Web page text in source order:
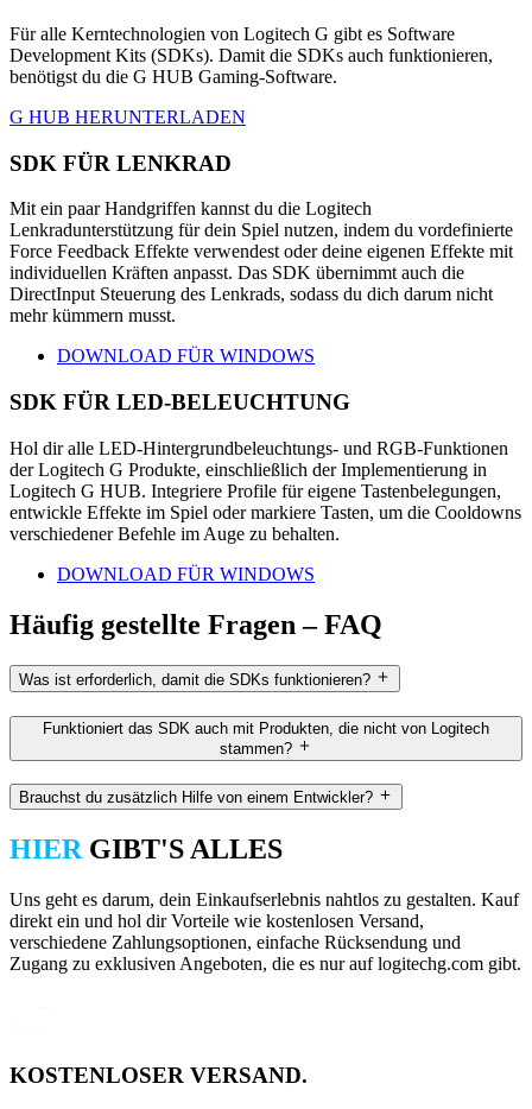
Für alle Kerntechnologien von Logitech G gibt es Software
Development Kits (SDKs). Damit die SDKs auch funktionieren,
benötigst du die G HUB Gaming-Software.
G HUB HERUNTERLADEN
SDK FÜR LENKRAD
Mit ein paar Handgriffen kannst du die Logitech
Lenkradunterstützung für dein Spiel nutzen, indem du vordefinierte
Force Feedback Effekte verwendest oder deine eigenen Effekte mit
individuellen Kräften anpasst. Das SDK übernimmt auch die
DirectInput Steuerung des Lenkrads, sodass du dich darum nicht
mehr kümmern musst.
DOWNLOAD FÜR WINDOWS
SDK FÜR LED-BELEUCHTUNG
Hol dir alle LED-Hintergrundbeleuchtungs- und RGB-Funktionen
der Logitech G Produkte, einschließlich der Implementierung in
Logitech G HUB. Integriere Profile für eigene Tastenbelegungen,
entwickle Effekte im Spiel oder markiere Tasten, um die Cooldowns
verschiedener Befehle im Auge zu behalten.
DOWNLOAD FÜR WINDOWS
Häufig gestellte Fragen – FAQ
Was ist erforderlich, damit die SDKs funktionieren?
Funktioniert das SDK auch mit Produkten, die nicht von Logitech
stammen?
Brauchst du zusätzlich Hilfe von einem Entwickler?
HIERGIBT'S ALLES
Uns geht es darum, dein Einkaufserlebnis nahtlos zu gestalten. Kauf
direkt ein und hol dir Vorteile wie kostenlosen Versand,
verschiedene Zahlungsoptionen, einfache Rücksendung und
Zugang zu exklusiven Angeboten, die es nur auf logitechg.com gibt.
KOSTENLOSER VERSAND.